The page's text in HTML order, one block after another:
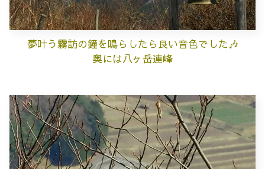
夢叶う霧訪の鐘を鳴らしたら良い音色でした🎶
奥には八ヶ岳連峰